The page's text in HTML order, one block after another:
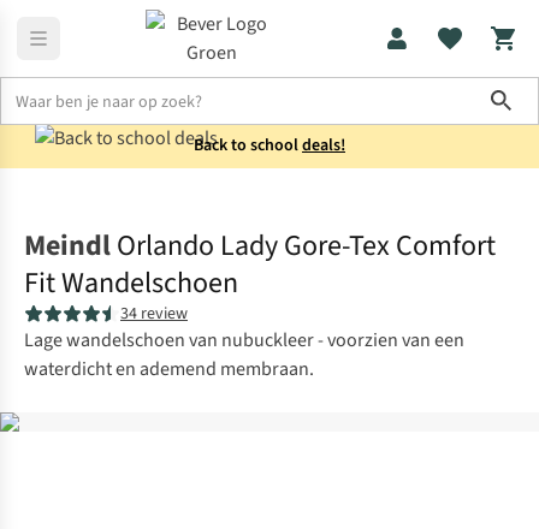
Back to schooldeals!
MeindlOrlando Lady Gore-Tex Comfort
Fit Wandelschoen
34 review
Lage wandelschoen van nubuckleer - voorzien van een
waterdicht en ademend membraan.